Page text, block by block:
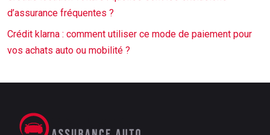
d’assurance fréquentes ?
Crédit klarna : comment utiliser ce mode de paiement pour
vos achats auto ou mobilité ?